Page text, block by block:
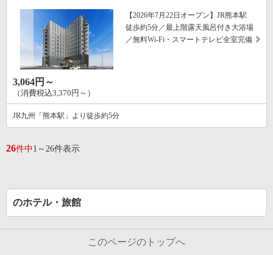
【2026年7月22日オープン】JR熊本駅
徒歩約5分／最上階露天風呂付き大浴場
／無料Wi‐Fi・スマートテレビ全室完備
3,064円～
（消費税込3,370円～）
JR九州「熊本駅」より徒歩約5分
26件中1～26件表示
のホテル・旅館
このページのトップへ